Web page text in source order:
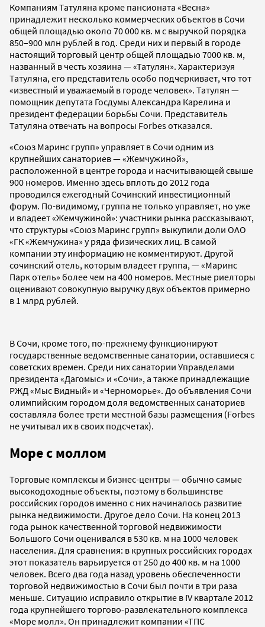
Компаниям Татуляна кроме пансионата «Весна»
принадлежит несколько коммерческих объектов в Сочи
общей площадью около 70 000 кв. м с выручкой порядка
850–900 млн рублей в год. Среди них и первый в городе
настоящий торговый центр общей площадью 7000 кв. м,
названный в честь хозяина — «Татулян». Характеризуя
Татуляна, его представитель особо подчеркивает, что тот
«известный и уважаемый в городе человек». Татулян —
помощник депутата Госдумы Александра Карелина и
президент федерации борьбы Сочи. Представитель
Татуляна отвечать на вопросы Forbes отказался.
«Союз Маринс групп» управляет в Сочи одним из
крупнейших санаториев — «Жемчужиной»,
расположенной в центре города и насчитывающей свыше
900 номеров. Именно здесь вплоть до 2012 года
проводился ежегодный Сочинский инвестиционный
форум. По-видимому, группа не только управляет, но уже
и владеет «Жемчужиной»: участники рынка рассказывают,
что структуры «Союз Маринс групп» выкупили доли ОАО
«ГК «Жемчужина» у ряда физических лиц. В самой
компании эту информацию не комментируют. Другой
сочинский отель, которым владеет группа, — «Маринс
Парк отель» более чем на 400 номеров. Местные риелторы
оценивают совокупную выручку двух объектов примерно
в 1 млрд рублей.
В Сочи, кроме того, по-прежнему функционируют
государственные ведомственные санатории, оставшиеся с
советских времен. Среди них санатории Управделами
президента «Дагомыс» и «Сочи», а также принадлежащие
РЖД «Мыс Видный» и «Черноморье». До объявления Сочи
олимпийским городом доля ведомственных санаториев
составляла более трети местной базы размещения (Forbes
не учитывал их в своих подсчетах).
Море с моллом
Торговые комплексы и бизнес-центры — обычно самые
высокодоходные объекты, поэтому в большинстве
российских городов именно с них начиналось развитие
рынка недвижимости. Другое дело Сочи. На конец 2013
года рынок качественной торговой недвижимости
Большого Сочи оценивался в 530 кв. м на 1000 человек
населения. Для сравнения: в крупных российских городах
этот показатель варьируется от 250 до 400 кв. м на 1000
человек. Всего два года назад уровень обеспеченности
торговой недвижимостью в Сочи был почти в три раза
меньше. Ситуацию исправило открытие в IV квартале 2012
года крупнейшего торгово-развлекательного комплекса
«Море молл». Он принадлежит компании «ТПС